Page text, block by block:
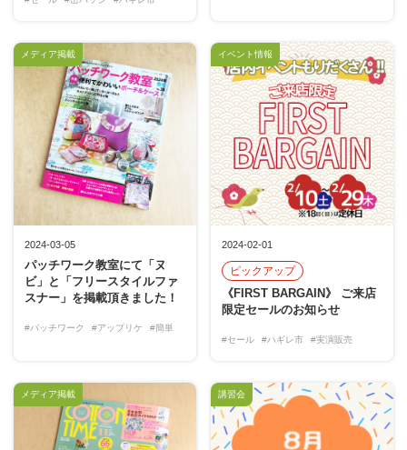
2024-03-05
パッチワーク教室にて「ヌ
ビ」と「フリースタイルファ
スナー」を掲載頂きました！
#パッチワーク #アップリケ #簡単
メディア掲載
2024-02-01
ピックアップ
《FIRST BARGAIN》 ご来店
限定セールのお知らせ
#セール #ハギレ市 #実演販売
イベント情報
メディア掲載 講習会